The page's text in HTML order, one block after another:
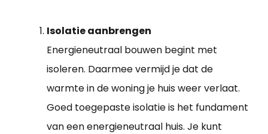
Isolatie aanbrengen
Energieneutraal bouwen begint met
isoleren. Daarmee vermijd je dat de
warmte in de woning je huis weer verlaat.
Goed toegepaste isolatie is het fundament
van een energieneutraal huis. Je kunt